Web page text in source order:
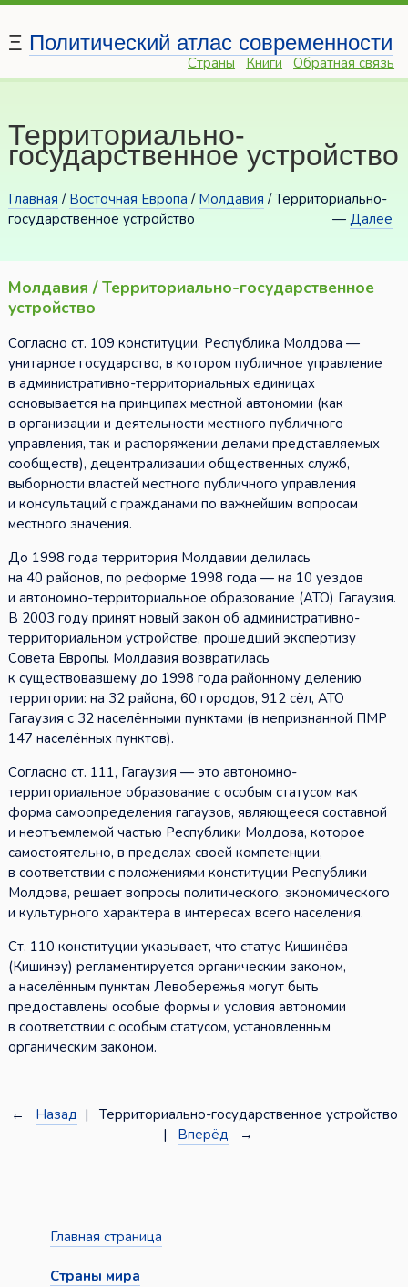
Ξ Политический атлас современности
Страны Книги Обратная связь
Территориально-
государственное устройство
Главная / Восточная Европа / Молдавия / Территориально-
государственное устройство
—Далее
Молдавия / Территориально-государственное
устройство
Согласно ст. 109 конституции, Республика Молдова —
унитарное государство, в котором публичное управление
в административно-территориальных единицах
основывается на принципах местной автономии (как
в организации и деятельности местного публичного
управления, так и распоряжении делами представляемых
сообществ), децентрализации общественных служб,
выборности властей местного публичного управления
и консультаций с гражданами по важнейшим вопросам
местного значения.
До 1998 года территория Молдавии делилась
на 40 районов, по реформе 1998 года — на 10 уездов
и автономно-территориальное образование (АТО) Гагаузия.
В 2003 году принят новый закон об административно-
территориальном устройстве, прошедший экспертизу
Совета Европы. Молдавия возвратилась
к существовавшему до 1998 года районному делению
территории: на 32 района, 60 городов, 912 сёл, АТО
Гагаузия с 32 населёнными пунктами (в непризнанной ПМР
147 населённых пунктов).
Согласно ст. 111, Гагаузия — это автономно-
территориальное образование с особым статусом как
форма самоопределения гагаузов, являющееся составной
и неотъемлемой частью Республики Молдова, которое
самостоятельно, в пределах своей компетенции,
в соответствии с положениями конституции Республики
Молдова, решает вопросы политического, экономического
и культурного характера в интересах всего населения.
Ст. 110 конституции указывает, что статус Кишинёва
(Кишинэу) регламентируется органическим законом,
а населённым пунктам Левобережья могут быть
предоставлены особые формы и условия автономии
в соответствии с особым статусом, установленным
органическим законом.
← Назад | Территориально-государственное устройство
| Вперёд →
Главная страница
Страны мира